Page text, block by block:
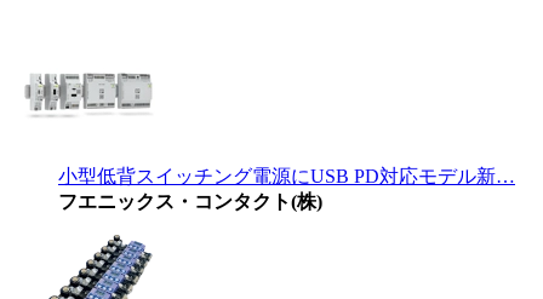
小型低背スイッチング電源にUSB PD対応モデル新…
フエニックス・コンタクト(株)